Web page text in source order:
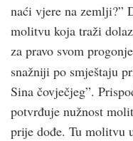
naći vjere na zemlji?”
molitvu koja traži
za pravo svom
snažniji po smještaju
Sina čovječjeg”.
potvrđuje nužnost
prije dođe. Tu molitvu